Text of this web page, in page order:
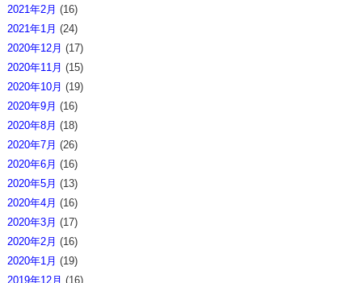
2021年2月 (16)
2021年1月 (24)
2020年12月 (17)
2020年11月 (15)
2020年10月 (19)
2020年9月 (16)
2020年8月 (18)
2020年7月 (26)
2020年6月 (16)
2020年5月 (13)
2020年4月 (16)
2020年3月 (17)
2020年2月 (16)
2020年1月 (19)
2019年12月 (16)